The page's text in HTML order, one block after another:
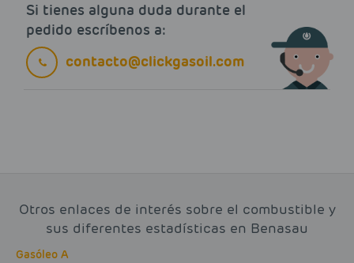
Si tienes alguna duda durante el
pedido escríbenos a:
contacto@clickgasoil.com
Otros enlaces de interés sobre el combustible y
sus diferentes estadísticas en Benasau
Gasóleo A